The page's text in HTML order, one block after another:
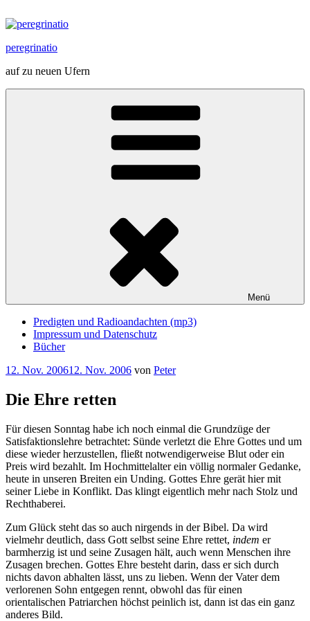
Inhalt
peregrinatio
auf zu neuen Ufern
Menü
Predigten und Radioandachten (mp3)
Impressum und Datenschutz
Bücher
Veröffentlicht
12. Nov. 200612. Nov. 2006 von Peter
Die Ehre retten
Für diesen Sonntag habe ich noch einmal die Grundzüge der
Satisfaktionslehre betrachtet: Sünde verletzt die Ehre Gottes und um
diese wieder herzustellen, fließt notwendigerweise Blut oder ein
Preis wird bezahlt. Im Hochmittelalter ein völlig normaler Gedanke,
heute in unseren Breiten ein Unding. Gottes Ehre gerät hier mit
seiner Liebe in Konflikt. Das klingt eigentlich mehr nach Stolz und
Rechthaberei.
Zum Glück steht das so auch nirgends in der Bibel. Da wird
vielmehr deutlich, dass Gott selbst seine Ehre rettet, indem er
barmherzig ist und seine Zusagen hält, auch wenn Menschen ihre
Zusagen brechen. Gottes Ehre besteht darin, dass er sich durch
nichts davon abhalten lässt, uns zu lieben. Wenn der Vater dem
verlorenen Sohn entgegen rennt, obwohl das für einen
orientalischen Patriarchen höchst peinlich ist, dann ist das ein ganz
anderes Bild.